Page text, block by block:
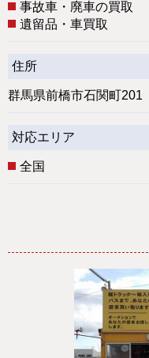
事故車・廃車の買取
遺留品・車買取
住所
群馬県前橋市石関町201
対応エリア
全国